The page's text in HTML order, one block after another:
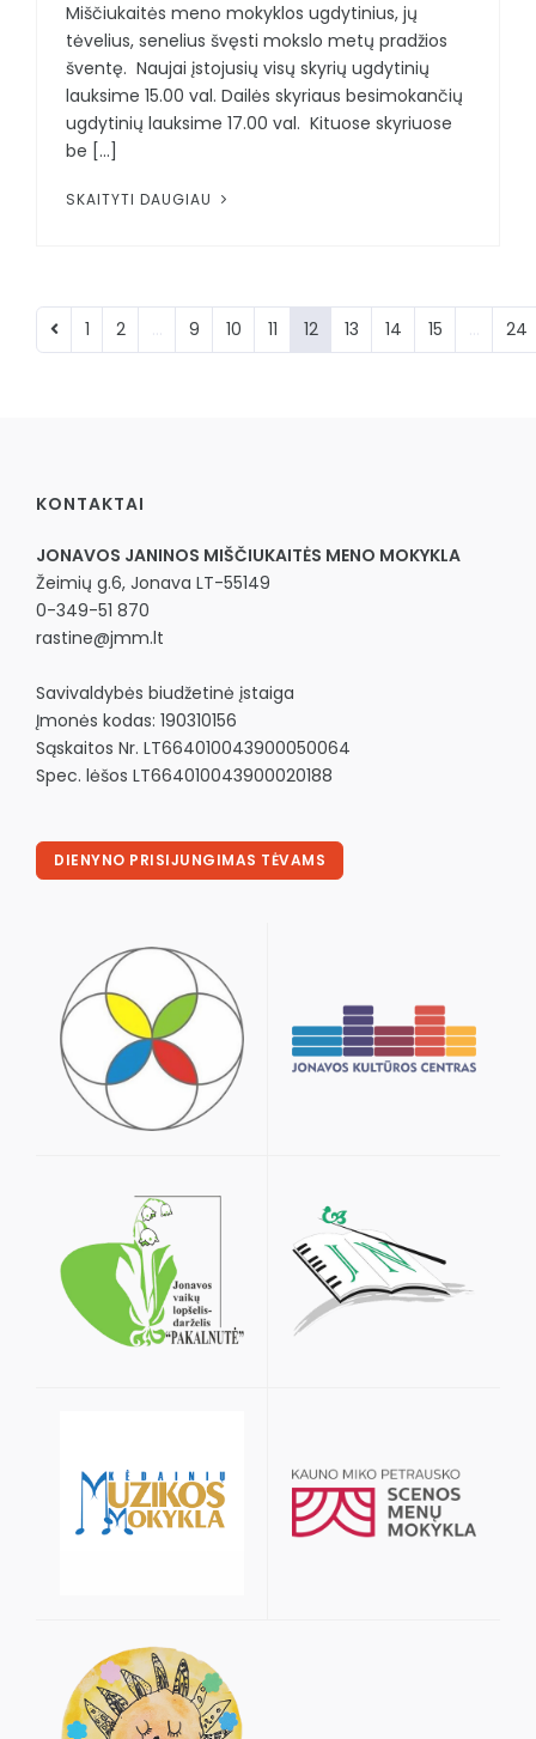
Miščiukaitės meno mokyklos ugdytinius, jų
tėvelius, senelius švęsti mokslo metų pradžios
šventę. Naujai įstojusių visų skyrių ugdytinių
lauksime 15.00 val. Dailės skyriaus besimokančių
ugdytinių lauksime 17.00 val. Kituose skyriuose
be [...]
SKAITYTI DAUGIAU
1 2 ... 9 10 11 12 13 14 15 ... 24
KONTAKTAI
JONAVOS JANINOS MIŠČIUKAITĖS MENO MOKYKLA
Žeimių g.6, Jonava LT-55149
0-349-51 870
rastine@jmm.lt
Savivaldybės biudžetinė įstaiga
Įmonės kodas: 190310156
Sąskaitos Nr. LT664010043900050064
Spec. lėšos LT664010043900020188
DIENYNO PRISIJUNGIMAS TĖVAMS